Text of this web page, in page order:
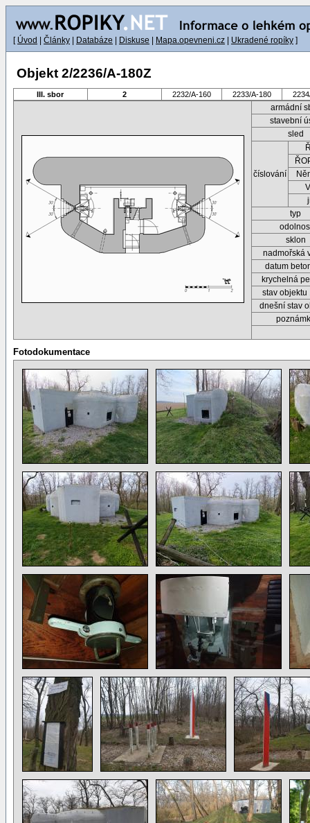
[ Úvod Články Databáze Diskuse Mapa.opevneni.cz Ukradené ropíky ]
Objekt 2/2236/A-180Z
III. sbor 2 2232/A-160 2233/A-180
armádní
stavební
sled
číslování
typ
sklon
nadmořská
datum
krychelná
stav objektu
dnešní stav
Fotodokumentace